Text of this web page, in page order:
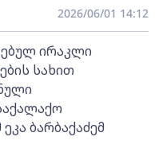
2026/06/01 14:12
ირაკლი
სახით
ბარბაქაძემ